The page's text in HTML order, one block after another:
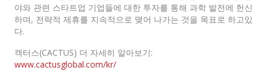
야와 관련 스타트업 기업들에 대한 투자를 통해 과학 발전에 헌신
하며, 전략적 제휴를 지속적으로 맺어 나가는 것을 목표로 하고있
다.
캑터스(CACTUS) 더 자세히 알아보기:
www.cactusglobal.com/kr/